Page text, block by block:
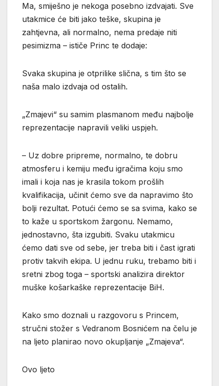
Ma, smiješno je nekoga posebno izdvajati. Sve
utakmice će biti jako teške, skupina je
zahtjevna, ali normalno, nema predaje niti
pesimizma – ističe Princ te dodaje:
Svaka skupina je otprilike slična, s tim što se
naša malo izdvaja od ostalih.
„Zmajevi“ su samim plasmanom među najbolje
reprezentacije napravili veliki uspjeh.
– Uz dobre pripreme, normalno, te dobru
atmosferu i kemiju među igračima koju smo
imali i koja nas je krasila tokom prošlih
kvalifikacija, učinit ćemo sve da napravimo što
bolji rezultat. Potući ćemo se sa svima, kako se
to kaže u sportskom žargonu. Nemamo,
jednostavno, šta izgubiti. Svaku utakmicu
ćemo dati sve od sebe, jer treba biti i čast igrati
protiv takvih ekipa. U jednu ruku, trebamo biti i
sretni zbog toga – sportski analizira direktor
muške košarkaške reprezentacije BiH.
Kako smo doznali u razgovoru s Princem,
stručni stožer s Vedranom Bosnićem na čelu je
na ljeto planirao novo okupljanje „Zmajeva“.
Ovo ljeto